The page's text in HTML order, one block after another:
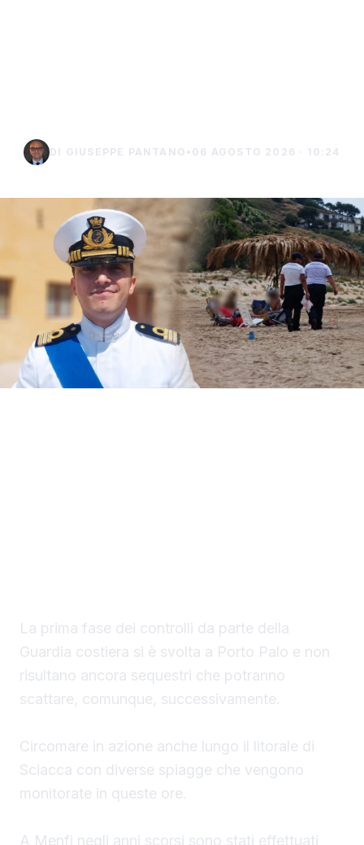
DI GIUSEPPE PANTANO • 06 AGOSTO 2026 · 10:24
La prima fase dei controlli da parte della
Guardia costiera si è svolta a Porto Palo e non
risultano ancora sequestri che potranno
scattare, comunque, successivamente.
Circomare in azione anche lungo il litorale di
Sciacca con diverse spiagge che vengono
monitorate in queste ore.
A Menfi negli anni scorsi sono stati effettuati